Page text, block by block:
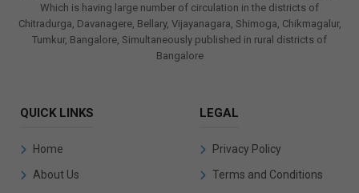
Which is having large number of circulation in the districts of
Chitradurga, Davanagere, Bellary, Vijayanagara, Shimoga, Chikmagalur,
Tumkur, Bangalore, Simultaneously published in rural districts of
Bangalore
QUICK LINKS
Home
About Us
LEGAL
Privacy Policy
Terms and Conditions